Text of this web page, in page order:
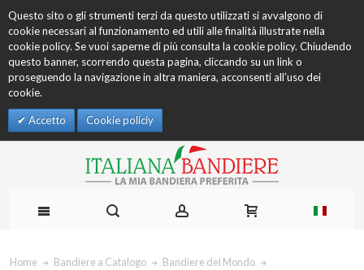
Questo sito o gli strumenti terzi da questo utilizzati si avvalgono di
cookie necessari al funzionamento ed utili alle finalità illustrate nella
cookie policy. Se vuoi saperne di più consulta la cookie policy. Chiudendo
questo banner, scorrendo questa pagina, cliccando su un link o
proseguendo la navigazione in altra maniera, acconsenti all’uso dei
cookie.
Accetto Cookie policiy
Home Bandiere a Catalogo
Bandiere del Mondo